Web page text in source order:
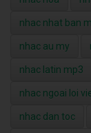
nhac nhat ban
nhac au my
nhac latin mp3
nhac ngoai loi
nhac dan toc